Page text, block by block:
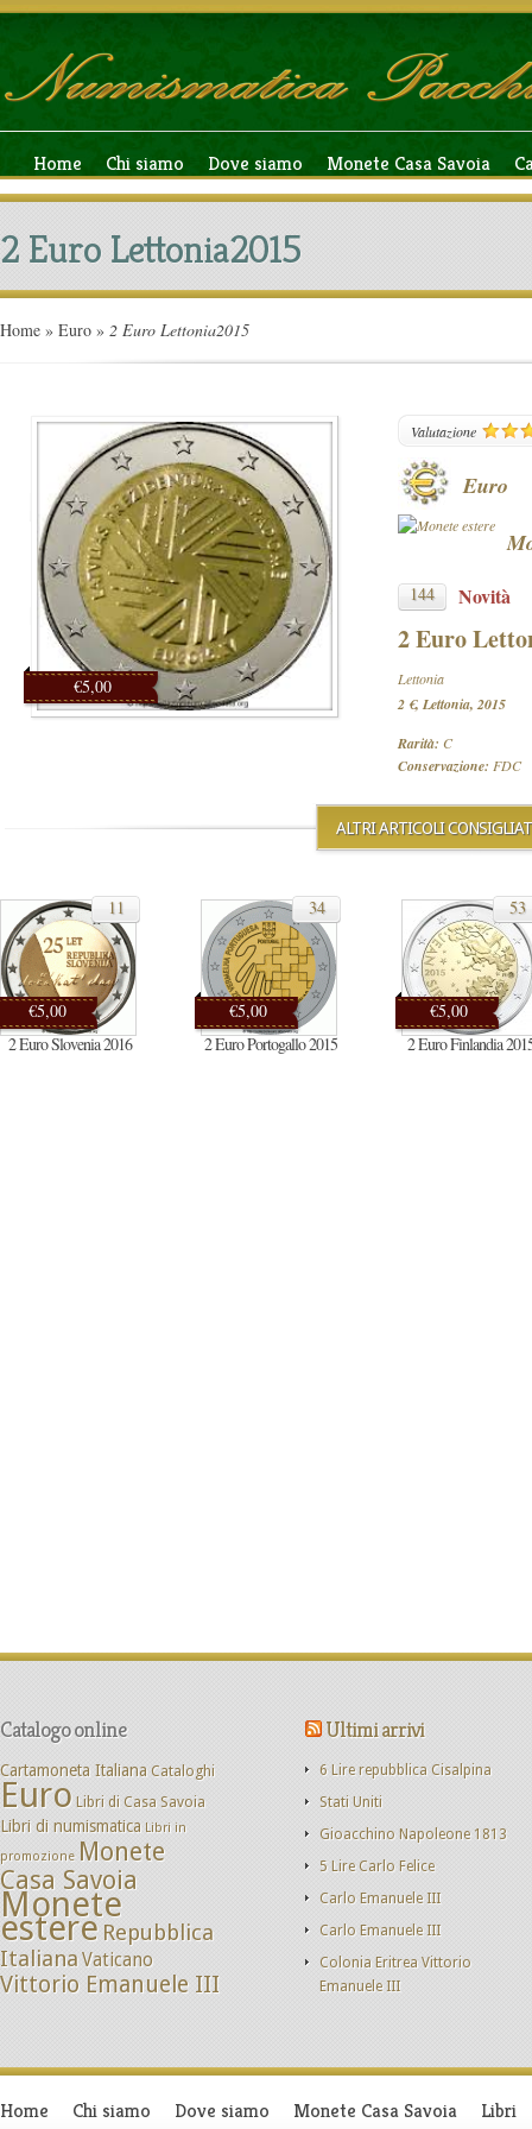
Home Chi siamo Dove siamo Monete Casa Savoia
2 Euro Lettonia2015
Home » Euro » 2 Euro Lettonia2015
€5,00
Valutazione
Euro
144 Novità
2 Euro
Lettonia
2 €, Lettonia, 2015
Rarità: C
Conservazione: FDC
ALTRI ARTICOLI
€5,00
11
2 Euro Slovenia 2016
€5,00
34
2 Euro Portogallo 2015
€5,00
53
2 Euro Finlandia
Catalogo online
Cartamoneta Italiana Cataloghi
Euro Libri di Casa Savoia
Libri di numismatica Libri in
promozione Monete
Casa Savoia
Monete
estere Repubblica
ItalianaVaticano
Vittorio Emanuele III
Ultimi arrivi
6 Lire repubblica Cisalpina
Stati Uniti
Gioacchino Napoleone 1813
5 Lire Carlo Felice
Carlo Emanuele III
Carlo Emanuele III
Colonia Eritrea Vittorio
Emanuele III
Home Chi siamo Dove siamo Monete Casa Savoia Libri